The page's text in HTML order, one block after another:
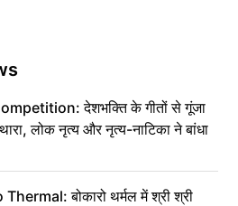
देशभक्ति के गीतों से गूंजा
लोक नृत्य और नृत्य-नाटिका ने बांधा
बोकारो थर्मल में श्री श्री